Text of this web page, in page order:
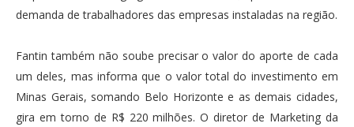
demanda de trabalhadores das empresas instaladas na região.
Fantin também não soube precisar o valor do aporte de cada
um deles, mas informa que o valor total do investimento em
Minas Gerais, somando Belo Horizonte e as demais cidades,
gira em torno de R$ 220 milhões. O diretor de Marketing da